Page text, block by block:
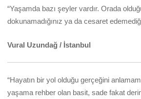
“Yaşamda bazı şeyler vardır. Orada
dokunamadığınız ya da cesaret
Vural Uzundağ / İstanbul
“Hayatın bir yol olduğu gerçeğini
yaşama rehber olan basit, sade fakat